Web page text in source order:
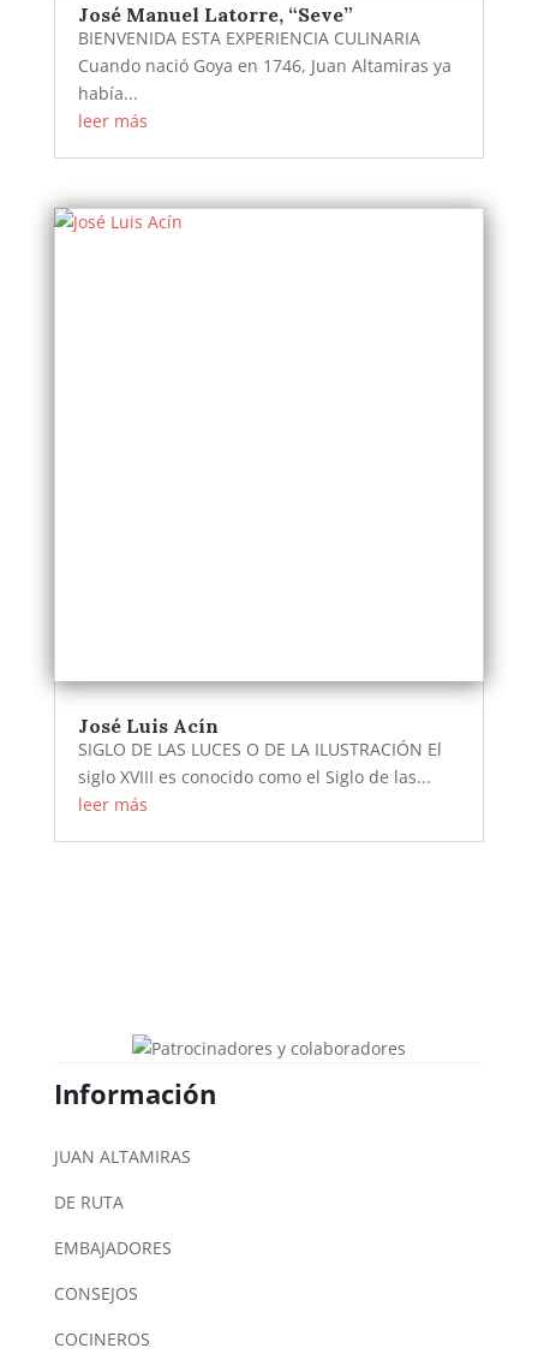
José Manuel Latorre, “Seve”
BIENVENIDA ESTA EXPERIENCIA CULINARIA
Cuando nació Goya en 1746, Juan Altamiras ya
había...
leer más
José Luis Acín
SIGLO DE LAS LUCES O DE LA ILUSTRACIÓN El
siglo XVIII es conocido como el Siglo de las...
leer más
Información
JUAN ALTAMIRAS
DE RUTA
EMBAJADORES
CONSEJOS
COCINEROS